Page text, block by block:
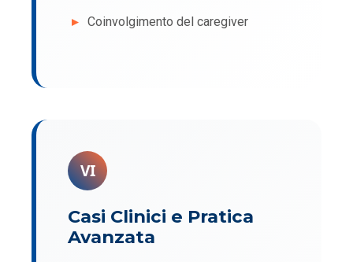
Coinvolgimento del caregiver
VI
Casi Clinici e Pratica
Avanzata